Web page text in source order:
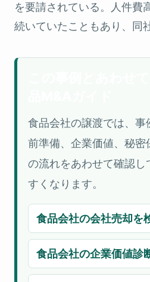
を要請されている。人件費
続いていたこともあり、同
食品会社の譲渡では、事
前準備、企業価値、秘密
の流れをあわせて確認し
すくなります。
食品会社の会社売却を
食品会社の企業価値診